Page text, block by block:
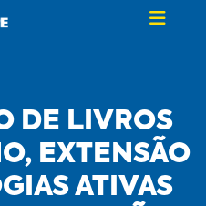
DE LIVROS
EXTENSÃO
ATIVAS